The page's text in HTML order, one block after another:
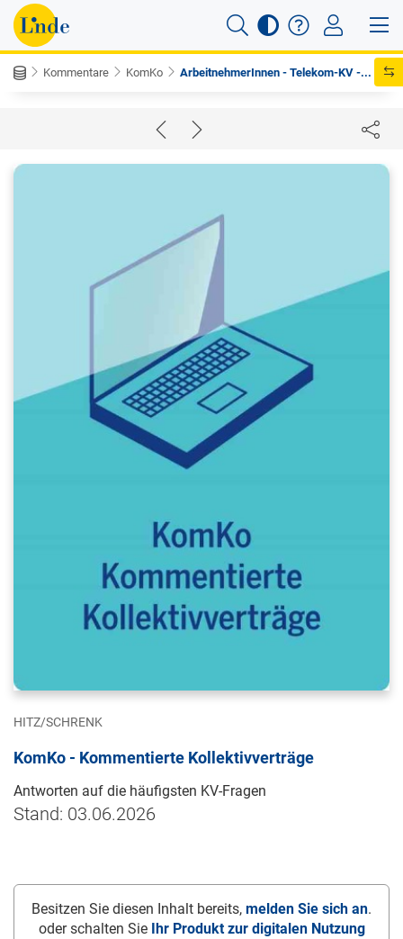
Kommentare KomKo ArbeitnehmerInnen - Telekom-KV -...
HITZ/SCHRENK
KomKo - Kommentierte Kollektivverträge
Antworten auf die häufigsten KV-Fragen
Stand: 03.06.2026
Besitzen Sie diesen Inhalt bereits, melden Sie sich an.
oder schalten Sie
Ihr Produkt zur digitalen Nutzung